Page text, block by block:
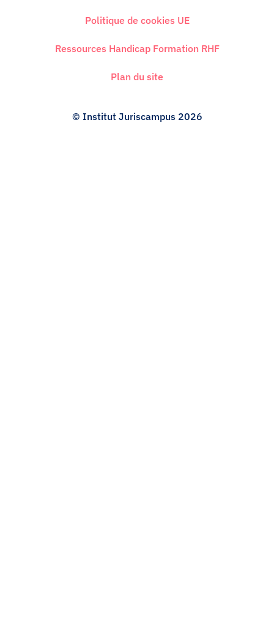
Politique de cookies UE
Ressources Handicap Formation RHF
Plan du site
© Institut Juriscampus 2026